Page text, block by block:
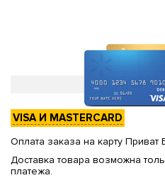
VISA И MASTERCARD
Оплата заказа на карту Приват
Доставка товара возможна
платежа.